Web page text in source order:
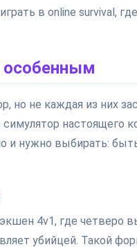
в online survival,
особенным
но не каждая из них
настоящего
и нужно выбирать:
4v1, где четверо
убийцей. Такой